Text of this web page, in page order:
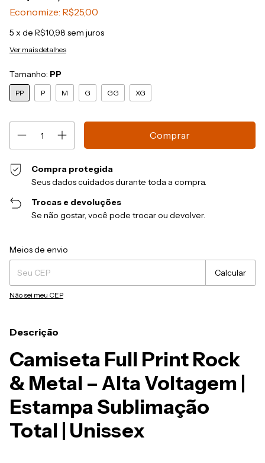
Economize: R$25,00
5 x de R$10,98 sem juros
Ver mais detalhes
Tamanho: PP
PP P M G GG XG
Compra protegida
Seus dados cuidados durante toda a compra.
Trocas e devoluções
Se não gostar, você pode trocar ou devolver.
Entregas para o CEP:
Meios de envio
Calcular
Não sei meu CEP
Descrição
Camiseta Full Print Rock
& Metal – Alta Voltagem |
Estampa Sublimação
Total | Unissex